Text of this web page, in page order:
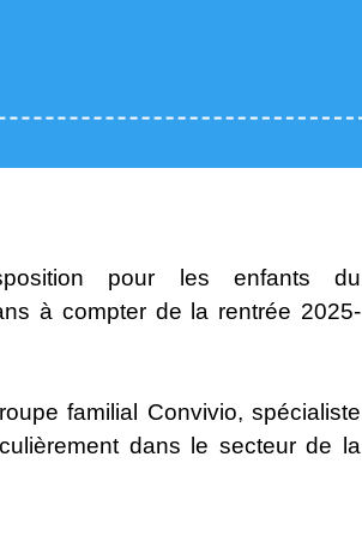
pour les enfants du
à compter de la rentrée 2025-
familial Convivio, spécialiste
dans le secteur de la